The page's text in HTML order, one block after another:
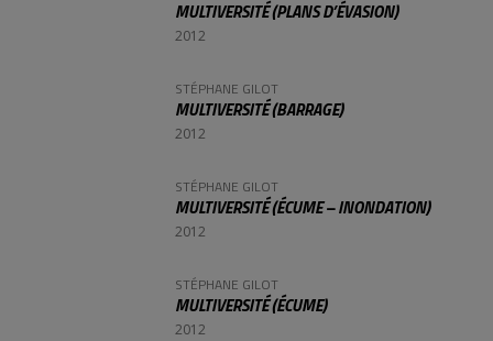
MULTIVERSITÉ (PLANS D’ÉVASION)
2012
STÉPHANE GILOT
MULTIVERSITÉ (BARRAGE)
2012
STÉPHANE GILOT
MULTIVERSITÉ (ÉCUME – INONDATION)
2012
STÉPHANE GILOT
MULTIVERSITÉ (ÉCUME)
2012